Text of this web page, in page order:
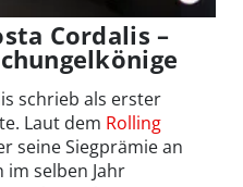
Cordalis –
schrieb als erster
Laut dem Rolling
seine Siegprämie an
selben Jahr